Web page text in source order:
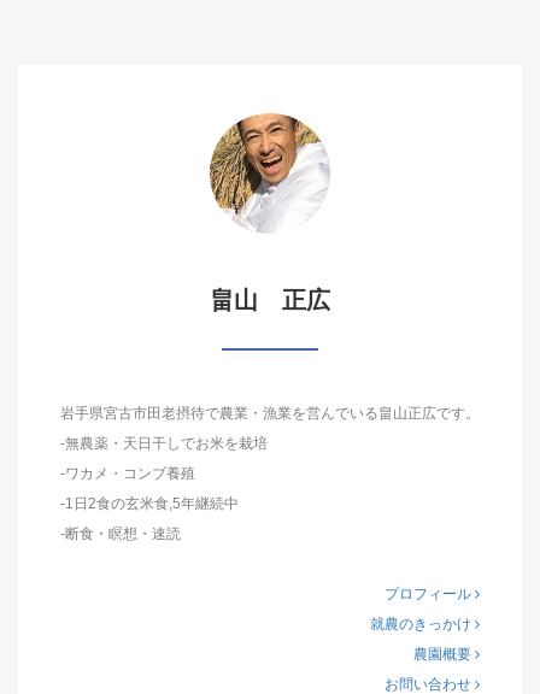
畠山 正広
岩手県宮古市田老摂待で農業・漁業を営んでいる畠山正広です。
-無農薬・天日干しでお米を栽培
-ワカメ・コンブ養殖
-1日2食の玄米食,5年継続中
-断食・瞑想・速読
プロフィール
就農のきっかけ
農園概要
お問い合わせ